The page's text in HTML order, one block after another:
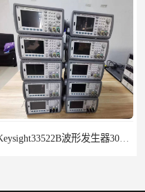
Keysight33522B波形发生器30MHz2通道带ARB